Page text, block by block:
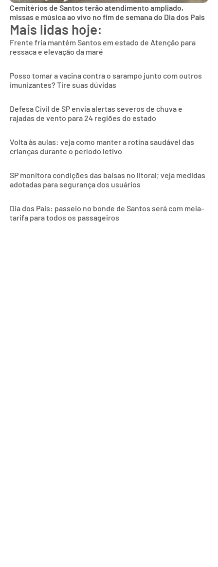
Cemitérios de Santos terão atendimento ampliado,
missas e música ao vivo no fim de semana do Dia dos Pais
Mais lidas hoje:
Frente fria mantém Santos em estado de Atenção para
ressaca e elevação da maré
Posso tomar a vacina contra o sarampo junto com outros
imunizantes? Tire suas dúvidas
Defesa Civil de SP envia alertas severos de chuva e
rajadas de vento para 24 regiões do estado
Volta às aulas: veja como manter a rotina saudável das
crianças durante o período letivo
SP monitora condições das balsas no litoral; veja medidas
adotadas para segurança dos usuários
Dia dos Pais: passeio no bonde de Santos será com meia-
tarifa para todos os passageiros